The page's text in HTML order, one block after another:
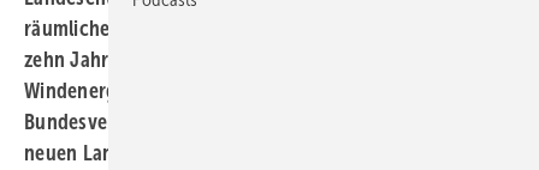
räumliche Entwicklung des Freistaats in den nächsten
zehn Jahren und damit auch den Ausbau der
Windenergie. Der sächsische Regionalverband des
Bundesverbandes Windenergie (BWE) kritisiert den
neuen Landesentwicklungsplan, der jetzt öffentlich